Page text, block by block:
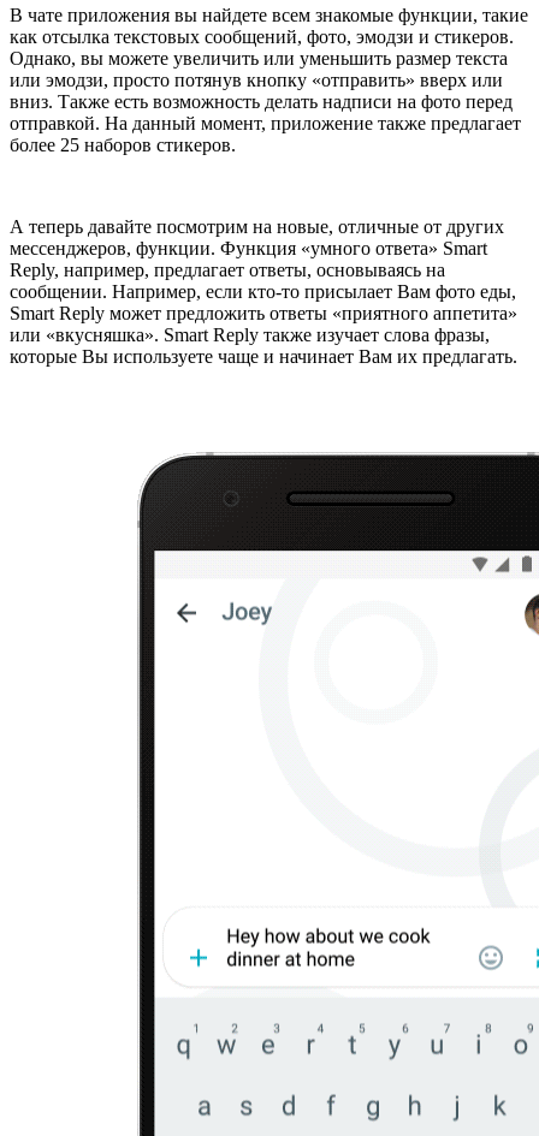
В чате приложения вы найдете всем знакомые функции, такие
как отсылка текстовых сообщений, фото, эмодзи и стикеров.
Однако, вы можете увеличить или уменьшить размер текста
или эмодзи, просто потянув кнопку «отправить» вверх или
вниз. Также есть возможность делать надписи на фото перед
отправкой. На данный момент, приложение также предлагает
более 25 наборов стикеров.
А теперь давайте посмотрим на новые, отличные от других
мессенджеров, функции. Функция «умного ответа» Smart
Reply, например, предлагает ответы, основываясь на
сообщении. Например, если кто-то присылает Вам фото еды,
Smart Reply может предложить ответы «приятного аппетита»
или «вкусняшка». Smart Reply также изучает слова фразы,
которые Вы используете чаще и начинает Вам их предлагать.